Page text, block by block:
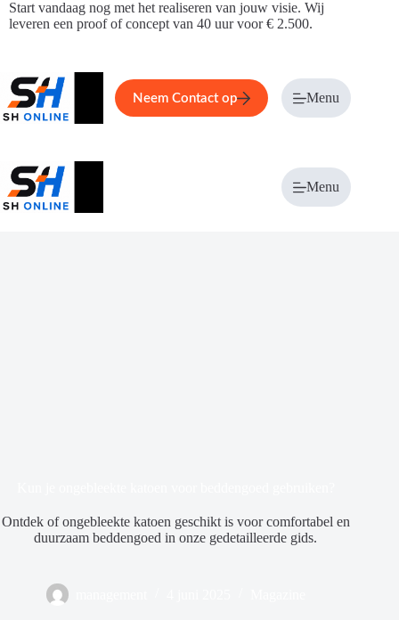
Ga
naar
Start vandaag nog met het realiseren van jouw visie. Wij
leveren een proof of concept van 40 uur voor € 2.500.
Home Service Over ons
Neem Contact op Menu
Menu
Ontdek of ongebleekte katoen geschikt is voor comfortabel en
duurzaam beddengoed in onze gedetailleerde gids.